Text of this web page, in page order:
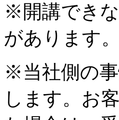
※開講でき
があります。
※当社側の
します。お